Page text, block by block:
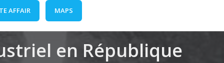
AFFAIR MAPS
en République